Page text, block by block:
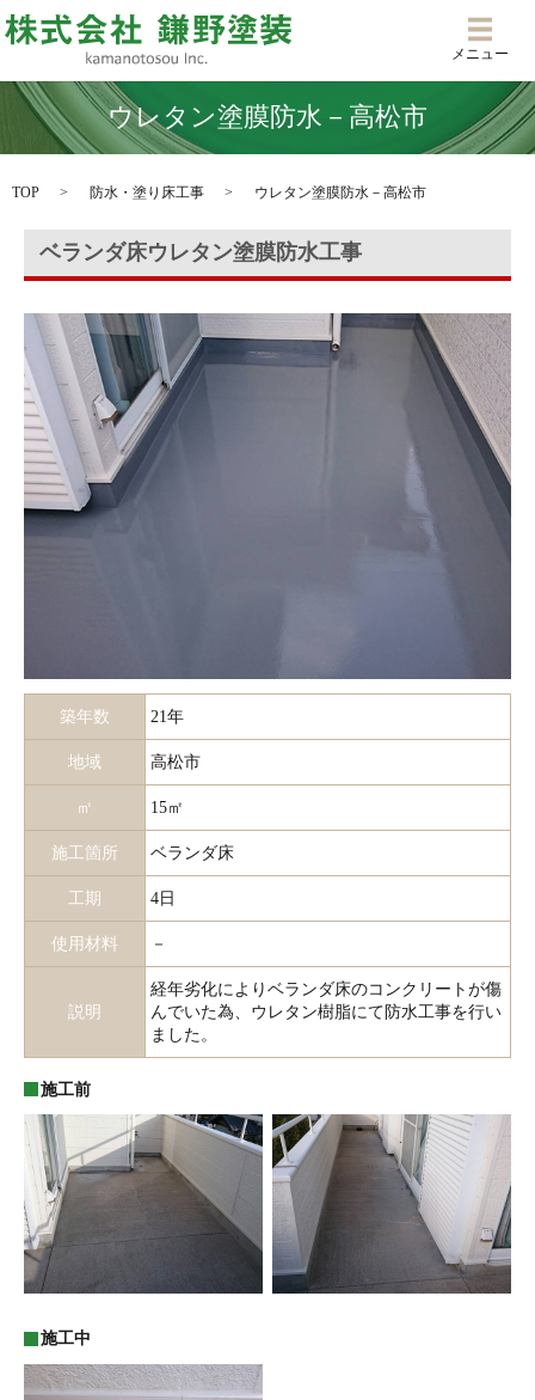
メニ
メニュー
ウレタン塗膜防水－高松市
TOP 防水・塗り床工事 ウレタン塗膜防水－高松市
ベランダ床ウレタン塗膜防水工事
築年数 21年
地域 高松市
㎡ 15㎡
施工箇所 ベランダ床
工期 4日
使用材料 －
説明
経年劣化によりベランダ床のコンクリートが傷
んでいた為、ウレタン樹脂にて防水工事を行い
ました。
施工前
施工中